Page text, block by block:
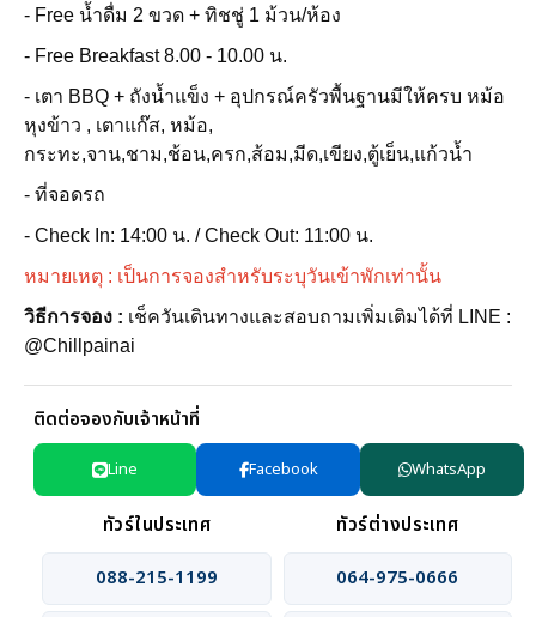
- Free น้ำดื่ม 2 ขวด + ทิชชู่ 1 ม้วน/ห้อง
- Free Breakfast 8.00 - 10.00 น.
- เตา BBQ + ถังน้ำแข็ง + อุปกรณ์ครัวพื้นฐานมีให้ครบ หม้อ
หุงข้าว , เตาแก๊ส, หม้อ,
กระทะ,จาน,ชาม,ช้อน,ครก,ส้อม,มีด,เขียง,ตู้เย็น,แก้วน้ำ
- ที่จอดรถ
- Check In: 14:00 น. / Check Out: 11:00 น.
หมายเหตุ : เป็นการจองสำหรับระบุวันเข้าพักเท่านั้น
วิธีการจอง : เช็ควันเดินทางและสอบถามเพิ่มเติมได้ที่ LINE :
@Chillpainai
ติดต่อจองกับเจ้าหน้าที่
Line Facebook WhatsApp
ทัวร์ในประเทศ
ทัวร์ต่างประเทศ
088-215-1199
064-975-0666